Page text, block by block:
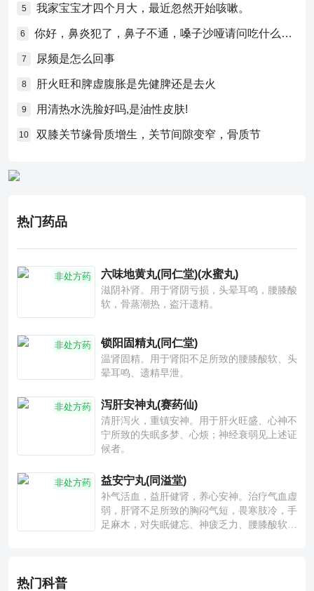
5 我家宝宝才四个月大，最近忽然开始咳嗽。
6 你好，鼻炎犯了，鼻子不通，嗓子沙哑请问吃什么药比较好？
7 尿频是怎么回事
8 肝火旺和脾虚腹胀是先健脾还是去火
9 用清热水洗脸好吗,是油性皮肤!
10 双膝关节缘骨质增生，关节间隙变窄，骨质节
热门药品
非处方药 六味地黄丸(同仁堂)(水蜜丸)
滋阴补肾。用于肾阴亏损，头晕耳鸣，腰膝酸
软，骨蒸潮热，盗汗遗精。
非处方药 锁阳固精丸(同仁堂)
温肾固精。用于肾阳不足所致的腰膝酸软、头
晕耳鸣、遗精早泄。
非处方药 泻肝安神丸(赛药仙)
清肝泻火，重镇安神。用于肝火旺盛、心神不
宁所致的失眠多梦、心烦；神经衰弱见上述证
候者。
非处方药 益安宁丸(同溢堂)
补气活血，益肝健肾，养心安神。治疗气血虚
弱，肝肾不足所致的胸闷气短，畏寒肢冷，手
足麻木，对失眠健忘、神疲乏力、腰膝酸软也
热门科普